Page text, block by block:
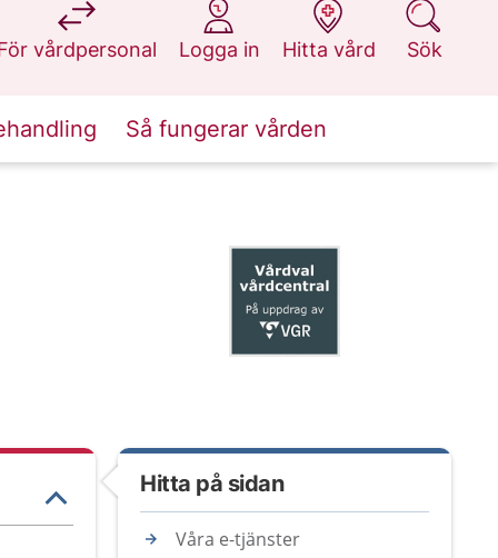
vårdpersonal
på 1177.se
Logga in
på 1177.se
Hitta vård
på 1177.se
Sök
på 1177.se
Så fungerar vården
Hitta på sidan
Våra e-tjänster